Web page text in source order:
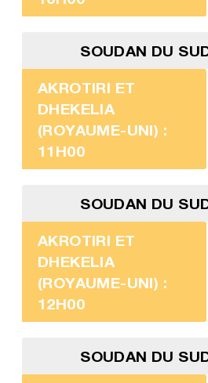
SOUDAN DU
AKROTIRI ET
DHEKELIA
(ROYAUME-UNI) :
11H00
SOUDAN DU
AKROTIRI ET
DHEKELIA
(ROYAUME-UNI) :
12H00
SOUDAN DU